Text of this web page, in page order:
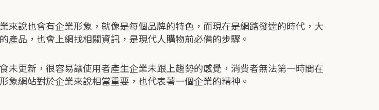
說也會有企業形象，就像是每個品牌的特色，而現在是網路發達的時代，大
品，也會上網找相關資訊，是現代人購物前必備的步驟。
更新，很容易讓使用者產生企業未跟上趨勢的感覺，消費者無法第一時間在
網站對於企業來說相當重要，也代表著一個企業的精神。